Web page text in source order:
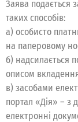
Заява подається
таких способів:
а) особисто
на паперовому
б) надсилається
описом
в) засобами
портал «Дія» – з
електронні